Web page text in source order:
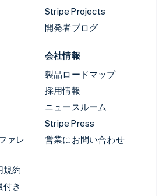
Stripe Projects
開発者ブログ
ァレ
規約
き
会社情報
製品ロードマップ
採用情報
ニュースルーム
Stripe Press
営業にお問い合わせ